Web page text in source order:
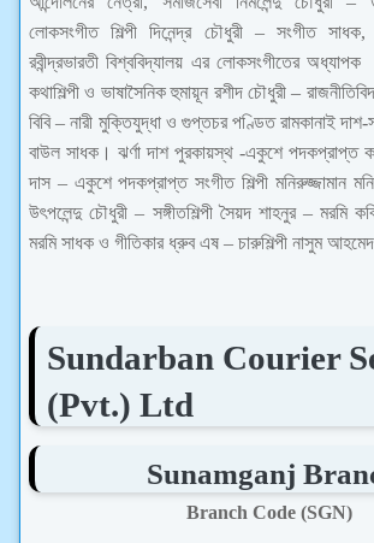
লোকসংগীত শিল্পী দিনেন্দ্র চৌধুরী – সংগীত
রবীন্দ্রভারতী বিশ্ববিদ্যালয় এর লোকসংগীতের
কথাশিল্পী ও ভাষাসৈনিক হুমায়ূন রশীদ চৌধুরী –
বিবি – নারী মুক্তিযুদ্ধা ও গুপ্তচর পণ্ডিত রামকানাই দাশ-
বাউল সাধক। ঝর্ণা দাশ পুরকায়স্থ -একুশে পদকপ্রাপ্ত
দাস – একুশে পদকপ্রাপ্ত সংগীত শিল্পী মনিরুজ্জামান
উৎপলেন্দু চৌধুরী – সঙ্গীতশিল্পী সৈয়দ শাহনুর – মরমি
মরমি সাধক ও গীতিকার ধ্রুব এষ – চারুশিল্পী নাসুম
Sundarban Courier
(Pvt.) Ltd
Sunamganj
Branch Code (SGN)